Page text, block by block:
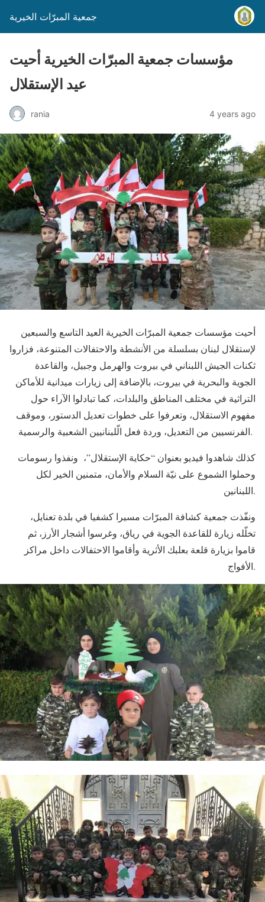
جمعية المبرّات الخيرية
مؤسسات جمعية المبرّات الخيرية أحيت
عيد الإستقلال
rania 4 years ago
أحيت مؤسسات جمعية المبرّات الخيرية العيد التاسع والسبعين
لإستقلال لبنان بسلسلة من الأنشطة والاحتفالات المتنوعة، فزاروا
ثكنات الجيش اللبناني في بيروت والهرمل وجبيل، والقاعدة
الجوية والبحرية في بيروت، بالإضافة إلى زيارات ميدانية للأماكن
التراثية في مختلف المناطق والبلدات، كما تبادلوا الآراء حول
مفهوم الاستقلال، وتعرفوا على خطوات تعديل الدستور، وموقف
الفرنسيين من التعديل، وردة فعل الّلبنانيين الشعبية والرسمية.
كذلك شاهدوا فيديو بعنوان “حكاية الإستقلال”، ونفذوا رسومات
وحملوا الشموع على نيّة السلام والأمان، متمنين الخير لكل
اللبنانين.
ونفّذت جمعية كشافة المبرّات مسيرا كشفيا في بلدة تعنايل،
تخلّله زيارة للقاعدة الجوية في رياق، وغرسوا أشجار الأرز، ثم
قاموا بزيارة قلعة بعلبك الأثرية وأقاموا الاحتفالات داخل مراكز
الأفواج.